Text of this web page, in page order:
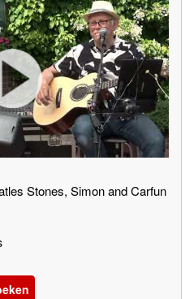
Stones, Simon and Carfun